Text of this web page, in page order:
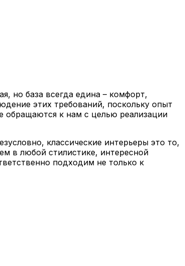
но база всегда едина – комфорт,
этих требований, поскольку опыт
обращаются к нам с целью реализации
классические интерьеры это то,
в любой стилистике, интересной
подходим не только к